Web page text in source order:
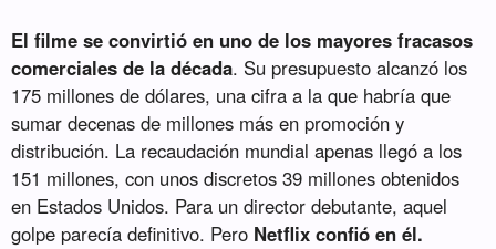
El filme se convirtió en uno de los mayores fracasos
comerciales de la década. Su presupuesto alcanzó los
175 millones de dólares, una cifra a la que habría que
sumar decenas de millones más en promoción y
distribución. La recaudación mundial apenas llegó a los
151 millones, con unos discretos 39 millones obtenidos
en Estados Unidos. Para un director debutante, aquel
golpe parecía definitivo. Pero Netflix confió en él.